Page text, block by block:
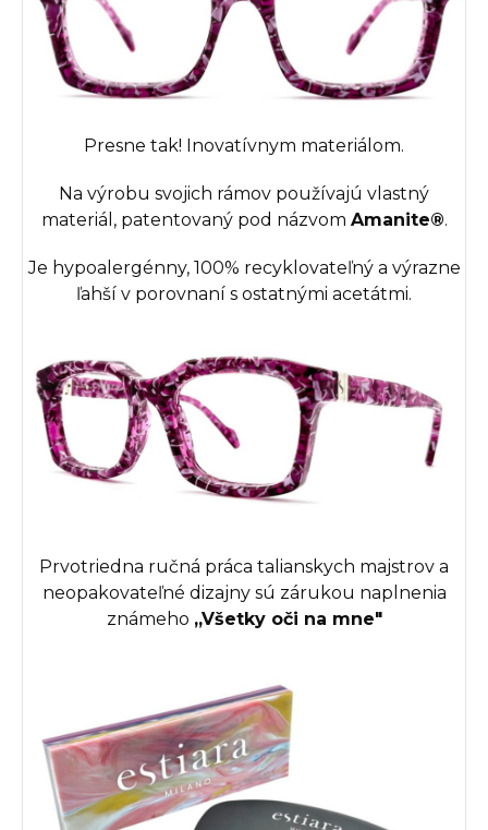
Presne tak! Inovatívnym materiálom.
Na výrobu svojich rámov používajú vlastný
materiál, patentovaný pod názvom Amanite®.
Je hypoalergénny, 100% recyklovateľný a výrazne
ľahší v porovnaní s ostatnými acetátmi.
Prvotriedna ručná práca talianskych majstrov a
neopakovateľné dizajny sú zárukou naplnenia
známeho ,,Všetky oči na mne"